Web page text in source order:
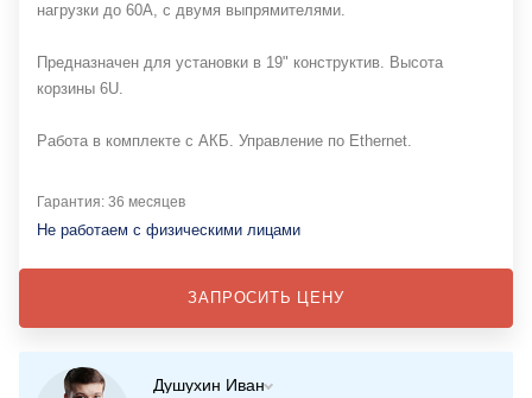
нагрузки до 60А, с двумя выпрямителями.
Предназначен для установки в 19" конструктив. Высота
корзины 6U.
Работа в комплекте с АКБ. Управление по Ethernet.
Гарантия: 36 месяцев
Не работаем с физическими лицами
ЗАПРОСИТЬ ЦЕНУ
Душухин Иван